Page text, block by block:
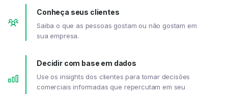
Conheça seus clientes
Saiba o que as pessoas gostam ou não gostam em
sua empresa.
Decidir com base em dados
Use os insights dos clientes para tomar decisões
comerciais informadas que repercutam em seu